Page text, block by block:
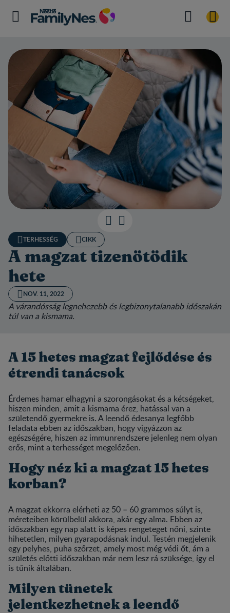
TERHESSÉG CIKK
A magzat tizenötödik
hete
NOV. 11, 2022
A várandósság legnehezebb és legbizonytalanabb időszakán
túl van a kismama.
A 15 hetes magzat fejlődése és
étrendi tanácsok
Érdemes hamar elhagyni a szorongásokat és a kétségeket,
hiszen minden, amit a kismama érez, hatással van a
születendő gyermekre is. A leendő édesanya legfőbb
feladata ebben az időszakban, hogy vigyázzon az
egészségére, hiszen az immunrendszere jelenleg nem olyan
erős, mint a terhességet megelőzően.
Hogy néz ki a magzat 15 hetes
korban?
A magzat ekkorra elérheti az 50 – 60 grammos súlyt is,
méreteiben körülbelül akkora, akár egy alma. Ebben az
időszakban egy nap alatt is képes rengeteget nőni, szinte
hihetetlen, milyen gyarapodásnak indul. Testén megjelenik
egy pelyhes, puha szőrzet, amely most még védi őt, ám a
születés előtti időszakban már nem lesz rá szüksége, így el
is tűnik általában.
Milyen tünetek
jelentkezhetnek a leendő